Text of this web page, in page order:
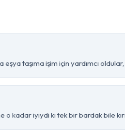
taşıma işim için yardımcı
o kadar iyiydi ki tek bir bardak bile